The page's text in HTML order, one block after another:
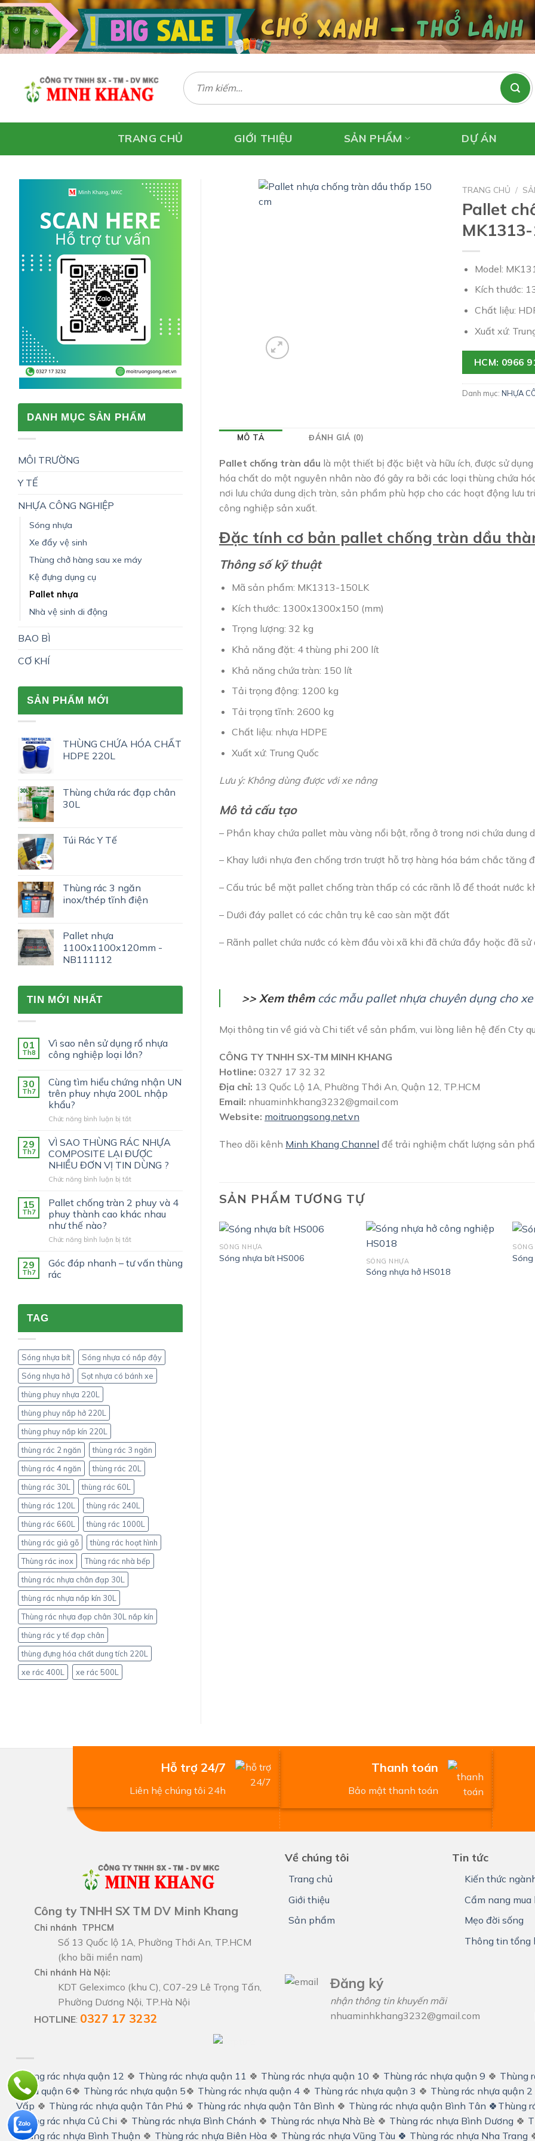
Skip
to
content
Tìm
kiếm:
TRANG CHỦ GIỚI THIỆU SẢN PHẨM DỰ ÁN
DANH MỤC SẢN PHẨM
MÔI TRƯỜNG
Y TẾ
NHỰA CÔNG NGHIỆP
Sóng nhựa
Xe đẩy vệ sinh
Thùng chở hàng sau xe máy
Kệ đựng dụng cụ
Pallet nhựa
Nhà vệ sinh di động
BAO BÌ
CƠ KHÍ
SẢN PHẨM MỚI
THÙNG CHỨA HÓA CHẤT
HDPE 220L
Thùng chứa rác đạp chân
30L
Túi Rác Y Tế
Thùng rác 3 ngăn
inox/thép tĩnh điện
Pallet nhựa
1100x1100x120mm -
NB111112
TIN MỚI NHẤT
01
Th8
Vì sao nên sử dụng rổ nhựa
công nghiệp loại lớn?
30
Th7
Cùng tìm hiểu chứng nhận UN
trên phuy nhựa 200L nhập
khẩu?
Chức năng bình luận bị tắtở
tìm
hiểu
chứng
nhận
UN
phuy
nhựa
200L
khẩu?
29
Th7
VÌ SAO THÙNG RÁC NHỰA
COMPOSITE LẠI ĐƯỢC
NHIỀU ĐƠN VỊ TIN DÙNG ?
Chức năng bình luận bị tắtở
SAO
THÙNG
RÁC
COMPOSITE
ĐƯỢC
15
Th7
Pallet chống tràn 2 phuy và 4
phuy thành cao khác nhau
như thế nào?
Chức năng bình luận bị tắtở
chống
tràn
khác
nhau
như
thế
29
Th7
Góc đáp nhanh – tư vấn thùng
rác
TAG
Sóng nhựa bít
Sóng nhựa có nắp đậy
Sóng nhựa hở
Sọt nhựa có bánh xe
thùng phuy nhựa 220L
thùng phuy nắp hở 220L
thùng phuy nắp kín 220L
thùng rác 2 ngăn
thùng rác 3 ngăn
thùng rác 4 ngăn
thùng rác 20L
thùng rác 30L
thùng rác 60L
thùng rác 120L
thùng rác 240L
thùng rác 660L
thùng rác 1000L
thùng rác giả gỗ
thùng rác hoạt hình
Thùng rác inox
Thùng rác nhà bếp
thùng rác nhựa chân đạp 30L
thùng rác nhựa nắp kín 30L
Thùng rác nhựa đạp chân 30L nắp kín
thùng rác y tế đạp chân
thùng đựng hóa chất dung tích 220L
xe rác 400L
xe rác 500L
TRANG CHỦ /
Pallet
Model:
Kích thước:
Chất liệu:
Xuất xứ:
HCM: 0966
Danh mục: NHỰA
MÔ TẢ ĐÁNH GIÁ (0)
Pallet chống tràn dầu là một thiết bị đặc biệt và hữu ích, được sử
hóa chất do một nguyên nhân nào đó gây ra bởi các loại thùng chứa
nơi lưu chứa dung dịch tràn, sản phẩm phù hợp cho các hoạt động lưu
công nghiệp sản xuất.
Đặc tính cơ bản pallet chống tràn dầu
Thông số kỹ thuật
Mã sản phẩm: MK1313-150LK
Kích thước: 1300x1300x150 (mm)
Trọng lượng: 32 kg
Khả năng đặt: 4 thùng phi 200 lít
Khả năng chứa tràn: 150 lít
Tải trọng động: 1200 kg
Tải trọng tĩnh: 2600 kg
Chất liệu: nhựa HDPE
Xuất xứ: Trung Quốc
Lưu ý: Không dùng được với xe nâng
Mô tả cấu tạo
– Phần khay chứa pallet màu vàng nổi bật, rỗng ở trong nơi chứa dung
– Khay lưới nhựa đen chống trơn trượt hỗ trợ hàng hóa bám chắc tăng
– Cấu trúc bề mặt pallet chống tràn thấp có các rãnh lỗ để thoát nước
– Dưới đáy pallet có các chân trụ kê cao sàn mặt đất
– Rãnh pallet chứa nước có kèm đầu vòi xã khi đã chứa đầy hoặc đã
>> Xem thêm các mẫu pallet nhựa chuyên dụng cho
Mọi thông tin về giá và Chi tiết về sản phẩm, vui lòng liên hệ đến Cty
CÔNG TY TNHH SX-TM MINH KHANG
Hotline: 0327 17 32 32
Địa chỉ: 13 Quốc Lộ 1A, Phường Thới An, Quận 12, TP.HCM
Email: nhuaminhkhang3232@gmail.com
Website: moitruongsong.net.vn
Theo dõi kênh Minh Khang Channel để trải nghiệm chất lượng sản
SẢN PHẨM TƯƠNG TỰ
SÓNG NHỰA
Sóng nhựa bít HS006 SÓNG NHỰA
Sóng nhựa hở HS018
Sóng
Hỗ trợ 24/7
Liên hệ chúng tôi 24h
Thanh toán
Bảo mật thanh toán
Công ty TNHH SX TM DV Minh Khang
Chi nhánh TPHCM
Số 13 Quốc lộ 1A, Phường Thới An, TP.HCM
(kho bãi miền nam)
Chi nhánh Hà Nội:
KDT Geleximco (khu C), C07-29 Lê Trọng Tấn,
Phường Dương Nội, TP.Hà Nội
HOTLINE: 0327 17 3232
Về chúng tôi
Trang chủ
Giới thiệu
Sản phẩm
Tin tức
Kiến thức
Cẩm nang mua
Mẹo đời sống
Thông tin tổng
Đăng ký
nhận thông tin khuyến mãi
nhuaminhkhang3232@gmail.com
Thùng rác nhựa quận 12 🍀 Thùng rác nhựa quận 11 🍀 Thùng rác nhựa quận 10 🍀 Thùng rác nhựa quận 9 🍀 Thùng
nhựa quận 6🍀 Thùng rác nhựa quận 5🍀 Thùng rác nhựa quận 4 🍀 Thùng rác nhựa quận 3 🍀 Thùng rác nhựa quận 2
Vấp 🍀 Thùng rác nhựa quận Tân Phú 🍀 Thùng rác nhựa quận Tân Bình 🍀 Thùng rác nhựa quận Bình Tân 🍀 Thùng
Thùng rác nhựa Củ Chi 🍀 Thùng rác nhựa Bình Chánh 🍀 Thùng rác nhựa Nhà Bè 🍀 Thùng rác nhựa Bình Dương 🍀
Thùng rác nhựa Bình Thuận 🍀 Thùng rác nhựa Biên Hòa 🍀 Thùng rác nhựa Vũng Tàu 🍀 Thùng rác nhựa Nha Trang